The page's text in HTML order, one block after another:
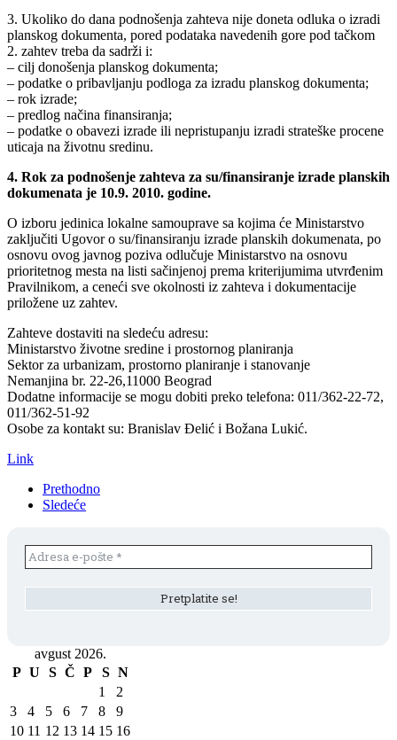
3. Ukoliko do dana podnošenja zahteva nije doneta odluka o izradi
planskog dokumenta, pored podataka navedenih gore pod tačkom
2. zahtev treba da sadrži i:
– cilj donošenja planskog dokumenta;
– podatke o pribavljanju podloga za izradu planskog dokumenta;
– rok izrade;
– predlog načina finansiranja;
– podatke o obavezi izrade ili nepristupanju izradi strateške procene
uticaja na životnu sredinu.
4. Rok za podnošenje zahteva za su/finansiranje izrade planskih
dokumenata je 10.9. 2010. godine.
O izboru jedinica lokalne samouprave sa kojima će Ministarstvo
zaključiti Ugovor o su/finansiranju izrade planskih dokumenata, po
osnovu ovog javnog poziva odlučuje Ministarstvo na osnovu
prioritetnog mesta na listi sačinjenoj prema kriterijumima utvrđenim
Pravilnikom, a ceneći sve okolnosti iz zahteva i dokumentacije
priložene uz zahtev.
Zahteve dostaviti na sledeću adresu:
Ministarstvo životne sredine i prostornog planiranja
Sektor za urbanizam, prostorno planiranje i stanovanje
Nemanjina br. 22-26,11000 Beograd
Dodatne informacije se mogu dobiti preko telefona: 011/362-22-72,
011/362-51-92
Osobe za kontakt su: Branislav Đelić i Božana Lukić.
Link
Prethodno
Sledeće
avgust 2026.
P U S Č P S N
1
2
3
4 5 6 7 8
9
10 11 12 13 14 15 16